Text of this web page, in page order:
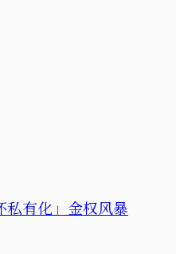
私有化」金权风暴